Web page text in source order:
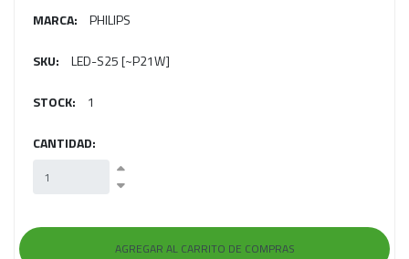
MARCA: PHILIPS
SKU: LED-S25 [~P21W]
STOCK: 1
CANTIDAD: